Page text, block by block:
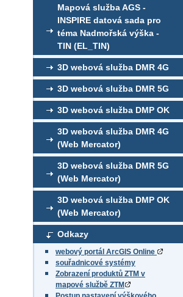
Mapová služba AGS -
INSPIRE datová sada pro
téma Nadmořská výška -
TIN (EL_TIN)
3D webová služba DMR 4G
3D webová služba DMR 5G
3D webová služba DMP OK
3D webová služba DMR 4G
(Web Mercator)
3D webová služba DMR 5G
(Web Mercator)
3D webová služba DMP OK
(Web Mercator)
Odkazy
webový portál ArcGIS Online
souřadnicové systémy
Zobrazení produktů ZTM v
mapové službě ZTM